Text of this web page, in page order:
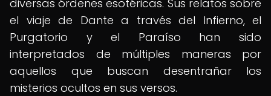
diversas órdenes esotéricas. Sus relatos sobre
el viaje de Dante a través del Infierno, el
Purgatorio y el Paraíso han sido
interpretados de múltiples maneras por
aquellos que buscan desentrañar los
misterios ocultos en sus versos.